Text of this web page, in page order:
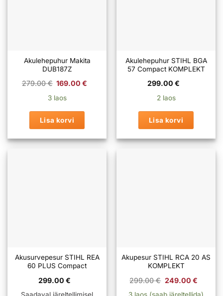
Akulehepuhur Makita
DUB187Z
279.00€ Algne
oli:
169.00€
3 laos
Lisa korvi
Akulehepuhur STIHL BGA
57 Compact KOMPLEKT
299.00 €
2 laos
Lisa korvi
Akusurvepesur STIHL REA
60 PLUS Compact
299.00 €
Akupesur STIHL RCA 20 AS
KOMPLEKT
299.00€ Algne
oli:
249.00 €
on: